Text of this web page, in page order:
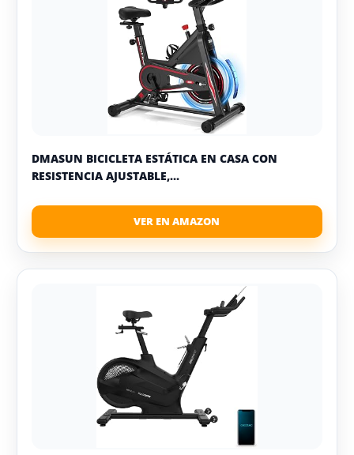
DMASUN BICICLETA ESTÁTICA EN CASA CON
RESISTENCIA AJUSTABLE,...